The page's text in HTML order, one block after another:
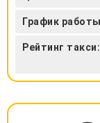
График
Рейтинг такси: